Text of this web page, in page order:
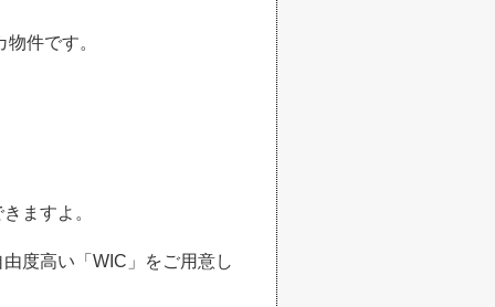
件です。
ますよ。
度高い「WIC」をご用意し